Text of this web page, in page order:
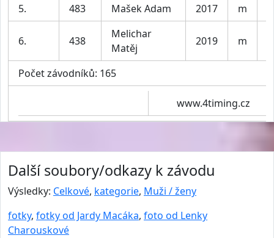
5.
483 Mašek Adam 2017 m
6. 438
Melichar
Matěj
2019 m
Počet závodníků: 165
www.4timing.cz
Další soubory/odkazy k závodu
Výsledky: Celkové, kategorie, Muži / ženy
fotky, fotky od Jardy Macáka, foto od Lenky
Charouskové